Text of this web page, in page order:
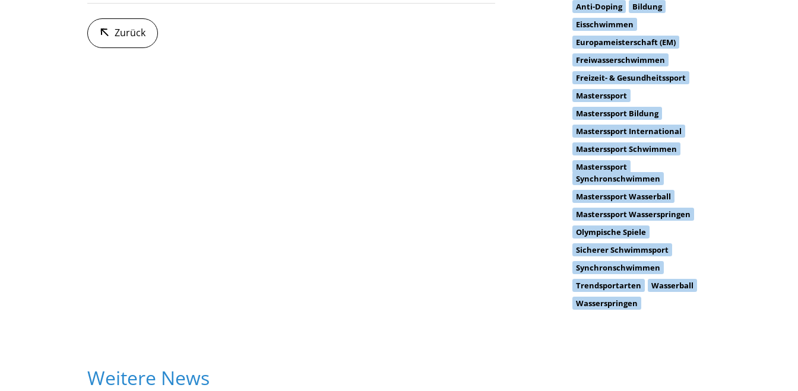
Zurück
Anti-Doping
Bildung
Eisschwimmen
Europameisterschaft (EM)
Freiwasserschwimmen
Freizeit- & Gesundheitssport
Masterssport
Masterssport Bildung
Masterssport International
Masterssport Schwimmen
Masterssport
Synchronschwimmen
Masterssport Wasserball
Masterssport Wasserspringen
Olympische Spiele
Sicherer Schwimmsport
Synchronschwimmen
Trendsportarten
Wasserball
Wasserspringen
Weitere News